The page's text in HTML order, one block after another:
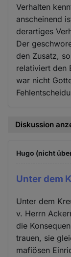
Verhalten
anscheinend
derartiges
Der
den Zusatz,
relativiert den
war nicht
Diskussion
Hugo (nicht
Unter dem
Unter dem
v. Herrn
die
trauen, sie
mafiösen